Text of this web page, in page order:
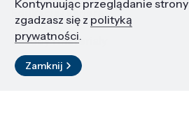
Edukacja i kariera
Zasoby i materiały
Kontakt
Kontynuując przeglądanie strony
zgadzasz się z polityką
prywatności.
Zamknij